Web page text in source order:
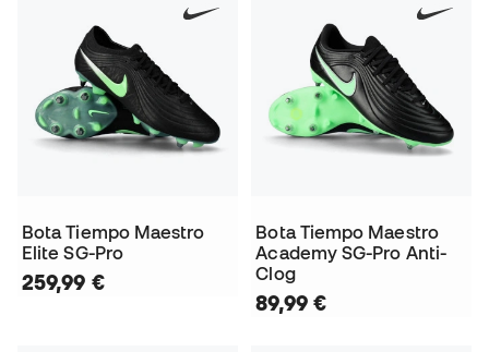
Bota Tiempo Maestro
Elite SG-Pro
259,99 €
Bota Tiempo Maestro
Academy SG-Pro Anti-
Clog
89,99 €